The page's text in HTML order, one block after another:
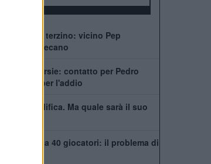
il nuovo terzino: vicino Pep
Rayo Vallecano
sulle corsie: contatto per Pedro
spinge per l'addio
alla squalifica. Ma quale sarà il suo
infinita da 40 giocatori: il problema di